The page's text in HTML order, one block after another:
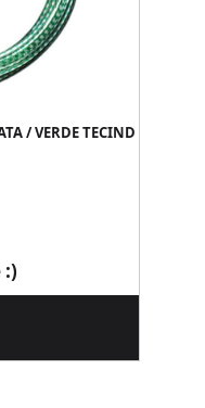
/ VERDE TECIND
:)